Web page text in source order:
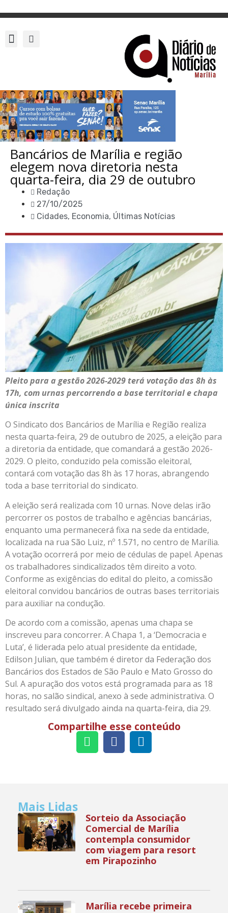
Bancários de Marília e região
elegem nova diretoria nesta
quarta-feira, dia 29 de outubro
Redação
27/10/2025
Cidades, Economia, Últimas Notícias
Pleito para a gestão 2026-2029 terá votação das 8h às
17h, com urnas percorrendo a base territorial e chapa
única inscrita
O Sindicato dos Bancários de Marília e Região realiza
nesta quarta-feira, 29 de outubro de 2025, a eleição para
a diretoria da entidade, que comandará a gestão 2026-
2029. O pleito, conduzido pela comissão eleitoral,
contará com votação das 8h às 17 horas, abrangendo
toda a base territorial do sindicato.
A eleição será realizada com 10 urnas. Nove delas irão
percorrer os postos de trabalho e agências bancárias,
enquanto uma permanecerá fixa na sede da entidade,
localizada na rua São Luiz, nº 1.571, no centro de Marília.
A votação ocorrerá por meio de cédulas de papel. Apenas
os trabalhadores sindicalizados têm direito a voto.
Conforme as exigências do edital do pleito, a comissão
eleitoral convidou bancários de outras bases territoriais
para auxiliar na condução.
De acordo com a comissão, apenas uma chapa se
inscreveu para concorrer. A Chapa 1, a ‘Democracia e
Luta’, é liderada pelo atual presidente da entidade,
Edilson Julian, que também é diretor da Federação dos
Bancários dos Estados de São Paulo e Mato Grosso do
Sul. A apuração dos votos está programada para as 18
horas, no salão sindical, anexo à sede administrativa. O
resultado será divulgado ainda na quarta-feira, dia 29.
Compartilhe esse conteúdo
Mais Lidas
Sorteio da Associação
Comercial de Marília
contempla consumidor
com viagem para resort
em Pirapozinho
Marília recebe primeira